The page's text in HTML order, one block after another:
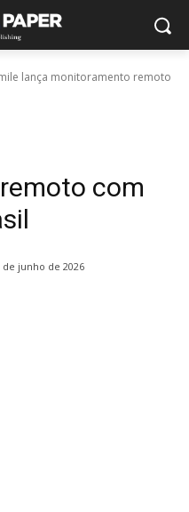
lança monitoramento remoto
com
de junho de 2026